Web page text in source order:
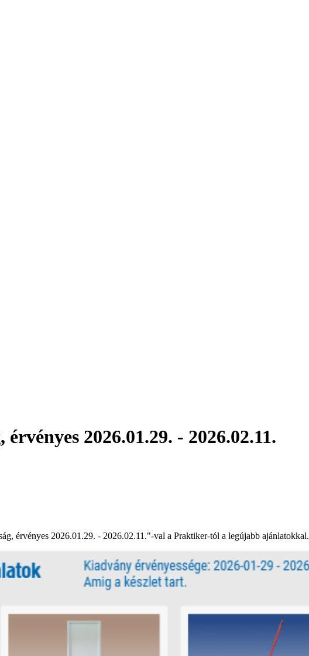
2026.01.29. - 2026.02.11.
érvényes 2026.01.29. - 2026.02.11."-val a Praktiker-tól a legújabb ajánlatokkal.